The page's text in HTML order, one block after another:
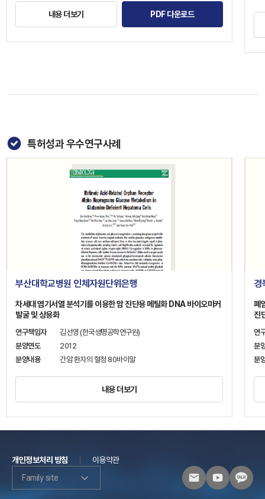
내용 더보기 PDF 다운로드
특허성과 우수연구사례
부산대학교병원 인체자원단위은행
차세대 염기서열 분석기를 이용한 암 진단용 메틸화 DNA 바이오마커
발굴 및 상용화
연구책임자
김선영 (한국생명공학연구원)
분양연도
2012
분양내용
간암 환자의 혈청 80바이알
내용 더보기
경
폐
진
연
분
분
개인정보처리 방침
이용약관
Family site